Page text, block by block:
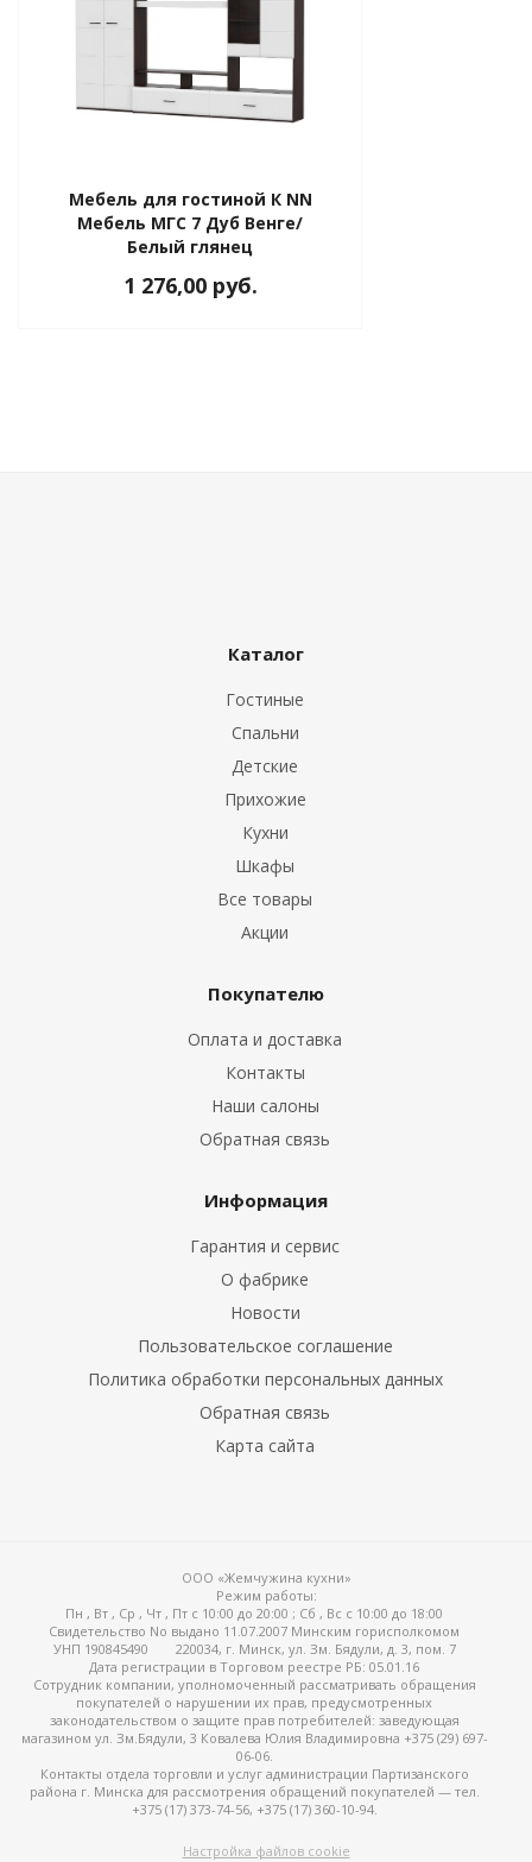
Мебель для гостиной К NN
Мебель МГС 7 Дуб Венге/
Белый глянец
1 276,00 руб.
Каталог
Гостиные
Спальни
Детские
Прихожие
Кухни
Шкафы
Все товары
Акции
Покупателю
Оплата и доставка
Контакты
Наши салоны
Обратная связь
Информация
Гарантия и сервис
О фабрике
Новости
Пользовательское соглашение
Политика обработки персональных данных
Обратная связь
Карта сайта
ООО «Жемчужина кухни»
Режим работы:
Пн , Вт , Ср , Чт , Пт c 10:00 до 20:00 ; Сб , Вс c 10:00 до 18:00
Свидетельство No выдано 11.07.2007 Минским горисполкомом
УНП 190845490
220034, г. Минск, ул. Зм. Бядули, д. 3, пом. 7
Дата регистрации в Торговом реестре РБ: 05.01.16
Сотрудник компании, уполномоченный рассматривать обращения
покупателей о нарушении их прав, предусмотренных
законодательством о защите прав потребителей: заведующая
магазином ул. Зм.Бядули, 3 Ковалева Юлия Владимировна +375 (29) 697-
06-06.
Контакты отдела торговли и услуг администрации Партизанского
района г. Минска для рассмотрения обращений покупателей — тел.
+375 (17) 373-74-56, +375 (17) 360-10-94.
Настройка файлов cookie